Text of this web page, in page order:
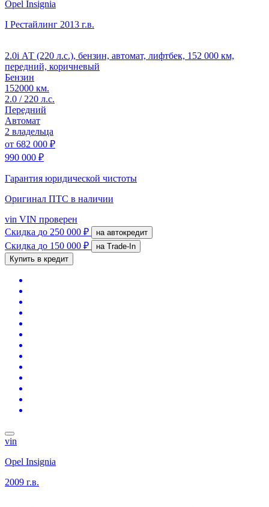
Opel Insignia
I Рестайлинг 2013 г.в.
2.0i АТ (220 л.с.), бензин, автомат, лифтбек, 152 000 км,
передний, коричневый
Бензин
152000 км.
2.0 / 220 л.с.
Передний
Автомат
2 владельца
от 682 000 ₽
990 000 ₽
Гарантия юридической чистоты
Оригинал ПТС в наличии
vin VIN проверен
Скидка до 250 000 ₽ на автокредит
Скидка до 150 000 ₽
на Trade-In
Купить в кредит
vin
Opel Insignia
2009 г.в.